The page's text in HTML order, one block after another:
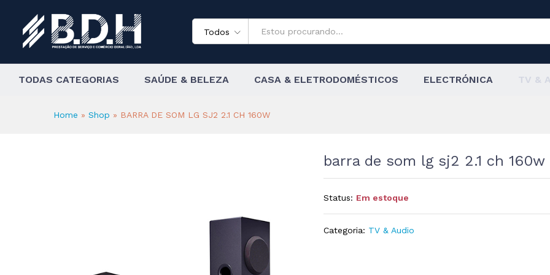
Todos
TODAS CATEGORIAS SAÚDE & BELEZA CASA & ELETRODOMÉSTICOS ELECTRÓNICA TV &
Home » Shop » BARRA DE SOM LG SJ2 2.1 CH 160W
barra de som lg sj2 2.1 ch 160w
Status: Em estoque
Categoria: TV & Audio
Descrição